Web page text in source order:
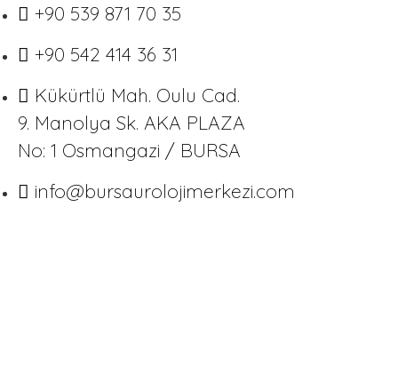
+90 539 871 70 35
+90 542 414 36 31
Kükürtlü Mah. Oulu Cad.
9. Manolya Sk. AKA PLAZA
No: 1 Osmangazi / BURSA
info@bursaurolojimerkezi.com